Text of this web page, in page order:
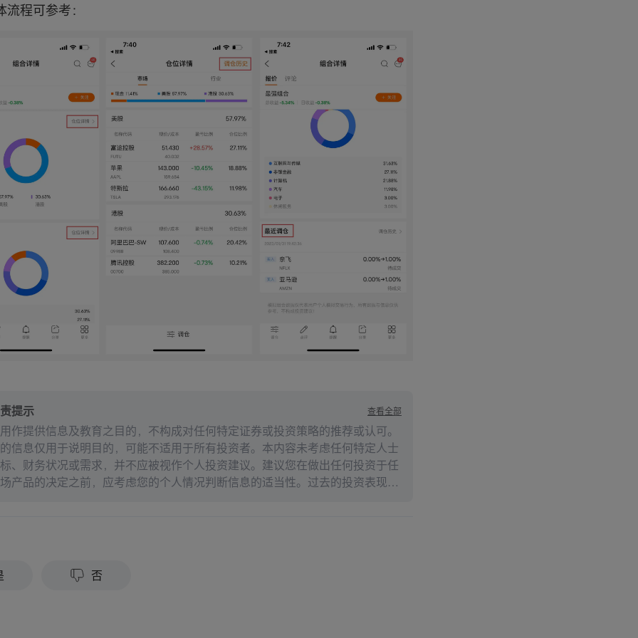
程可参考：
提示
作提供信息及教育之目的，不构成对任何特定证券或投资策略的推荐或认可。
信息仅用于说明目的，可能不适用于所有投资者。本内容未考虑任何特定人士
、财务状况或需求，并不应被视作个人投资建议。建议您在做出任何投资于任
产品的决定之前，应考虑您的个人情况判断信息的适当性。过去的投资表现不
查看全部
否